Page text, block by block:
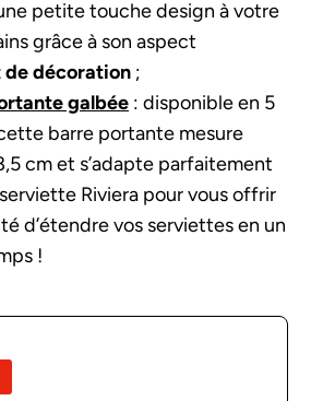
petite touche design à votre
grâce à son aspect
de décoration ;
galbée : disponible en 5
barre portante mesure
cm et s’adapte parfaitement
Riviera pour vous offrir
d’étendre vos serviettes en un
!